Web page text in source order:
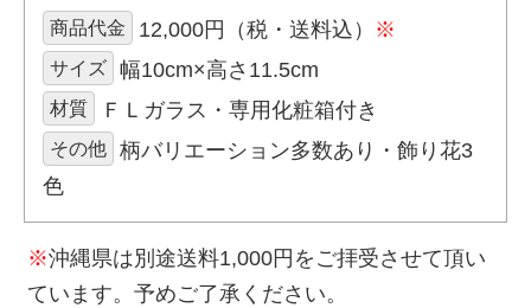
商品代金 12,000円（税・送料込） ※
サイズ 幅10cm×高さ11.5cm
材質 ＦＬガラス・専用化粧箱付き
その他
柄バリエーション多数あり・飾り花3
色
※沖縄県は別途送料1,000円をご拝受させて頂い
ています。予めご了承ください。